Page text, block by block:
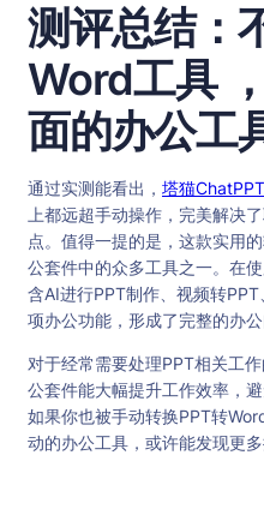
测评总结：
Word工具
面的办公工
通过实测能看出， 塔猫
上都远超手动操作，完美解决
点。值得一提的是，这款实用
公套件中的众多工具之一。在
含AI进行PPT制作、视频转
项办公功能，形成了完整的办公
对于经常需要处理PPT相关工
公套件能大幅提升工作效率，
如果你也被手动转换PPT转
动的办公工具，或许能发现更多